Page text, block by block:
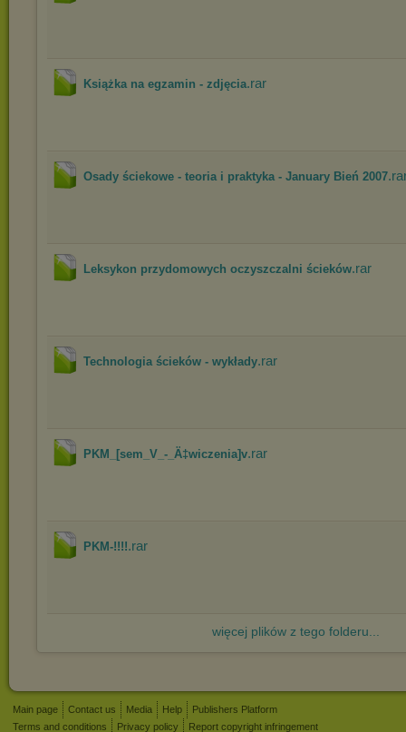
Książka na egzamin - zdjęcia.rar
Osady ściekowe - teoria i praktyka - January Bień 2007
Leksykon przydomowych oczyszczalni ścieków.rar
Technologia ścieków - wykłady.rar
PKM_[sem_V_-_Ä‡wiczenia]v.rar
PKM-!!!!.rar
więcej plików z tego folderu...
Main page Contact us Media Help
Publishers Platform
Terms and conditions
Privacy policy Report copyright infringement